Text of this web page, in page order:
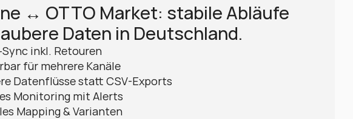
↔ OTTO Market: stabile Abläufe
Daten in Deutschland.
inkl. Retouren
für mehrere Kanäle
Datenflüsse statt CSV-Exports
Monitoring mit Alerts
Mapping & Varianten